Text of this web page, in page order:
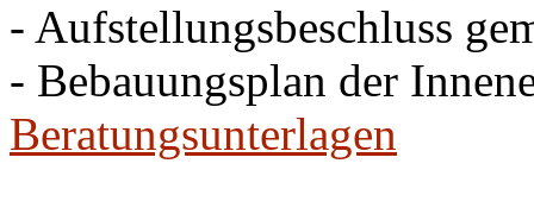
- Aufstellungsbeschluss
- Bebauungsplan der
Beratungsunterlagen